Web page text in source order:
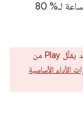
استخدام البطارية بنسبة أقل من% 3.2 في الساعة لـ% 80
إذا تجاوز استخدام البطارية الزائد نسبة %1، قد يقلّل Play من
الأداء الأساسية